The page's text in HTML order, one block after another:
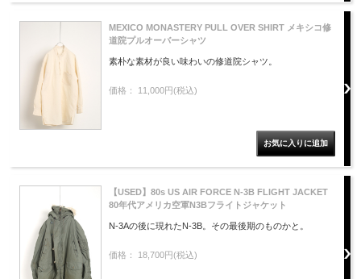
MEXICO MONASTERY PULL OVER SHIRT メキシコ修
道院プルオーバーシャツ
素朴な素材が良い味わいの修道院シャツ。
価格： 11,000円(税込)
【USED】80s US AIR FORCE N-3B FLIGHT JACKET
80年代アメリカ空軍N3Bフライトジャケット
N-3Aの後に現れたN-3B。その最後期のものかと。
価格： 18,700円(税込)